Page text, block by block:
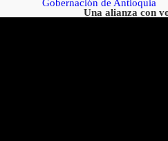
Gobernación de Antioquia
Una alianza con